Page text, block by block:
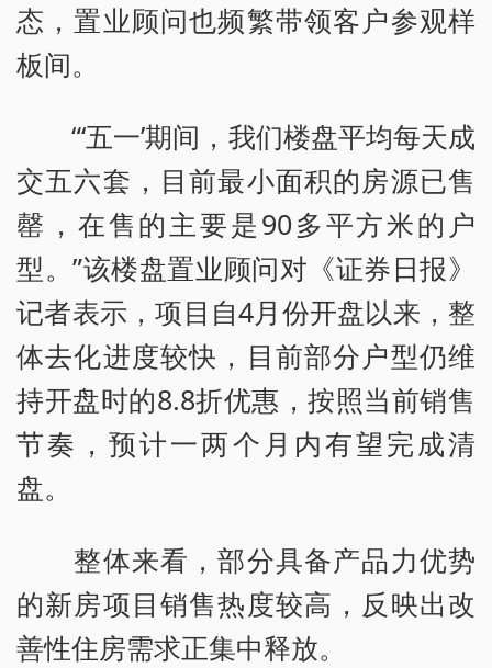
态，置业顾问也频繁带领客户参观样
板间。
“‘五一’期间，我们楼盘平均每天成
交五六套，目前最小面积的房源已售
罄，在售的主要是90多平方米的户
型。”该楼盘置业顾问对《证券日报》
记者表示，项目自4月份开盘以来，整
体去化进度较快，目前部分户型仍维
持开盘时的8.8折优惠，按照当前销售
节奏，预计一两个月内有望完成清
盘。
整体来看，部分具备产品力优势
的新房项目销售热度较高，反映出改
善性住房需求正集中释放。